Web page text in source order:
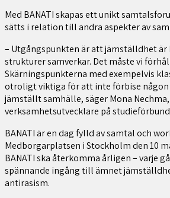
Med BANATI skapas ett unikt
sätts i relation till andra aspekter av
– Utgångspunkten är att jämställdhet
strukturer samverkar. Det måste vi
Skärningspunkterna med exempelvis
otroligt viktiga för att inte förbise
jämställt samhälle, säger Mona Nechma,
verksamhetsutvecklare på
BANATI är en dag fylld av samtal och
Medborgarplatsen i Stockholm den 10
BANATI ska återkomma årligen – varje
spännande ingång till ämnet
antirasism.